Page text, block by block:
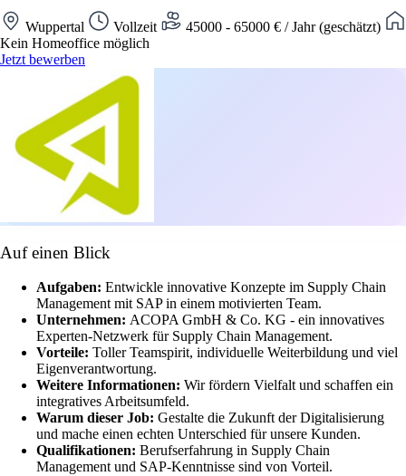
Wuppertal Vollzeit
45000 - 65000 € / Jahr (geschätzt)
Kein Homeoffice möglich
Jetzt bewerben
Auf einen Blick
Aufgaben: Entwickle innovative Konzepte im Supply Chain
Management mit SAP in einem motivierten Team.
Unternehmen: ACOPA GmbH & Co. KG - ein innovatives
Experten-Netzwerk für Supply Chain Management.
Vorteile: Toller Teamspirit, individuelle Weiterbildung und viel
Eigenverantwortung.
Weitere Informationen: Wir fördern Vielfalt und schaffen ein
integratives Arbeitsumfeld.
Warum dieser Job: Gestalte die Zukunft der Digitalisierung
und mache einen echten Unterschied für unsere Kunden.
Qualifikationen: Berufserfahrung in Supply Chain
Management und SAP-Kenntnisse sind von Vorteil.